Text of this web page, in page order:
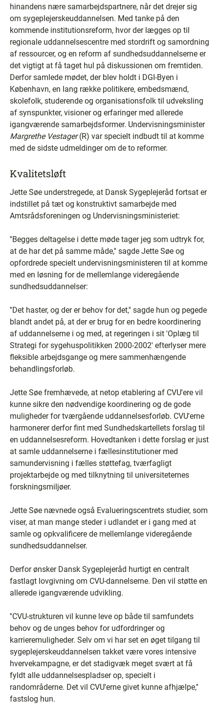
hinandens nære samarbejdspartnere, når det drejer sig
om sygeplejerskeuddannelsen. Med tanke på den
kommende institutionsreform, hvor der lægges op til
regionale uddannelsescentre med stordrift og samordning
af ressourcer, og en reform af sundhedsuddannelserne er
det vigtigt at få taget hul på diskussionen om fremtiden.
Derfor samlede mødet, der blev holdt i DGI-Byen i
København, en lang række politikere, embedsmænd,
skolefolk, studerende og organisationsfolk til udveksling
af synspunkter, visioner og erfaringer med allerede
igangværende samarbejdsformer. Undervisningsminister
Margrethe Vestager(R) var specielt indbudt til at komme
med de sidste udmeldinger om de to reformer.
Kvalitetsløft
Jette Søe understregede, at Dansk Sygeplejeråd fortsat er
indstillet på tæt og konstruktivt samarbejde med
Amtsrådsforeningen og Undervisningsministeriet:
''Begges deltagelse i dette møde tager jeg som udtryk for,
at de har det på samme måde,'' sagde Jette Søe og
opfordrede specielt undervisningsministeren til at komme
med en løsning for de mellemlange videregående
sundhedsuddannelser:
''Det haster, og der er behov for det,'' sagde hun og pegede
blandt andet på, at der er brug for en bedre koordinering
af uddannelserne i og med, at regeringen i sit 'Oplæg til
Strategi for sygehuspolitikken 2000-2002' efterlyser mere
fleksible arbejdsgange og mere sammenhængende
behandlingsforløb.
Jette Søe fremhævede, at netop etablering af CVU'ere vil
kunne sikre den nødvendige koordinering og de gode
muligheder for tværgående uddannelsesforløb. CVU'erne
harmonerer derfor fint med Sundhedskartellets forslag til
en uddannelsesreform. Hovedtanken i dette forslag er just
at samle uddannelserne i fællesinstitutioner med
samundervisning i fælles støttefag, tværfagligt
projektarbejde og med tilknytning til universiteternes
forskningsmiljøer.
Jette Søe nævnede også Evalueringscentrets studier, som
viser, at man mange steder i udlandet er i gang med at
samle og opkvalificere de mellemlange videregående
sundhedsuddannelser.
Derfor ønsker Dansk Sygeplejeråd hurtigt en centralt
fastlagt lovgivning om CVU-dannelserne. Den vil støtte en
allerede igangværende udvikling.
''CVU-strukturen vil kunne leve op både til samfundets
behov og de unges behov for udfordringer og
karrieremuligheder. Selv om vi har set en øget tilgang til
sygeplejerskeuddannelsen takket være vores intensive
hvervekampagne, er det stadigvæk meget svært at få
fyldt alle uddannelsespladser op, specielt i
randområderne. Det vil CVU'erne givet kunne afhjælpe,''
fastslog hun.